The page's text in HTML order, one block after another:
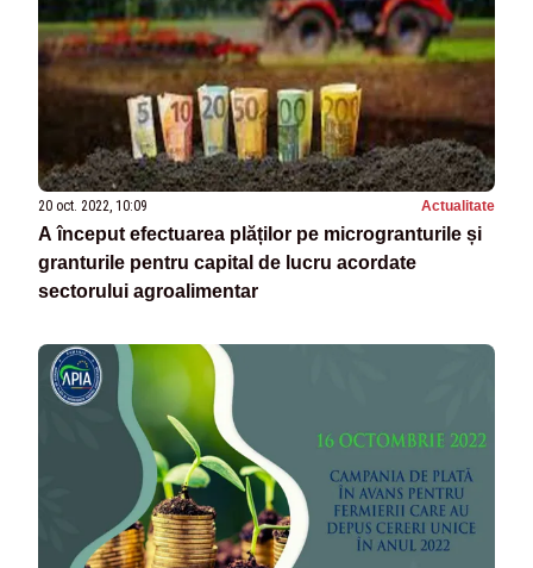
20 oct. 2022, 10:09 Actualitate
A început efectuarea plăților pe microgranturile și
granturile pentru capital de lucru acordate
sectorului agroalimentar